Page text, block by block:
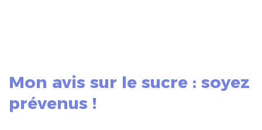
Mon avis sur le sucre : soyez
prévenus !